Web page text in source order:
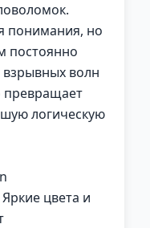
понимания, но
постоянно
волн
превращает
логическую
цвета и